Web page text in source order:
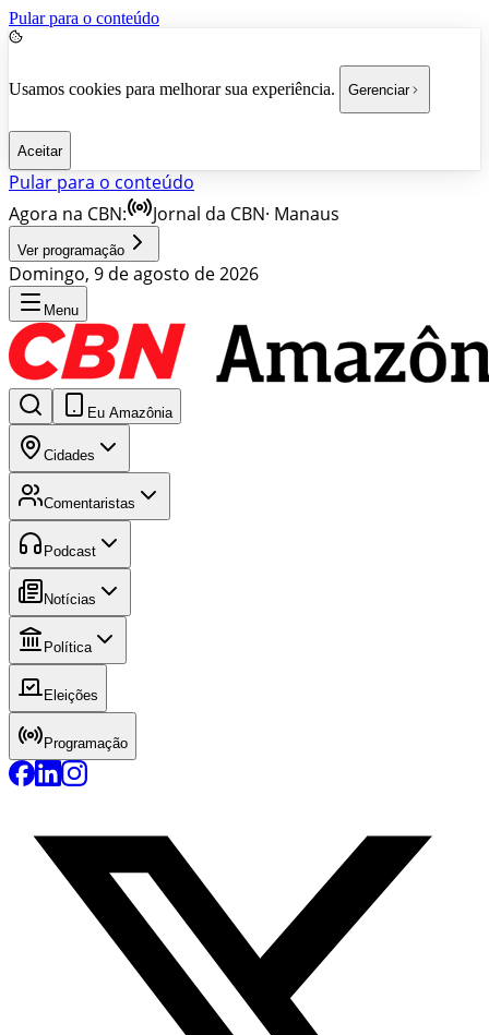
Pular para o conteúdo
Usamos cookies para melhorar sua experiência. Gerenciar
Aceitar
Pular para o conteúdo
Agora na CBN:
Jornal da CBN· Manaus
Ver programação
Domingo, 9 de agosto de 2026
Menu
Eu Amazônia
Cidades
Comentaristas
Podcast
Notícias
Política
Eleições
Programação